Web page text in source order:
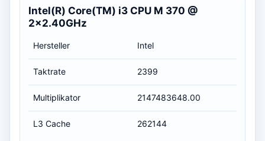
Intel(R) Core(TM) i3 CPU M 370 @
2x2.40GHz
Hersteller Intel
Taktrate 2399
Multiplikator 2147483648.00
L3 Cache 262144